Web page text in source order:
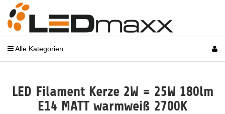
Alle Kategorien
LED Filament Kerze 2W = 25W 180lm
E14 MATT warmweiß 2700K